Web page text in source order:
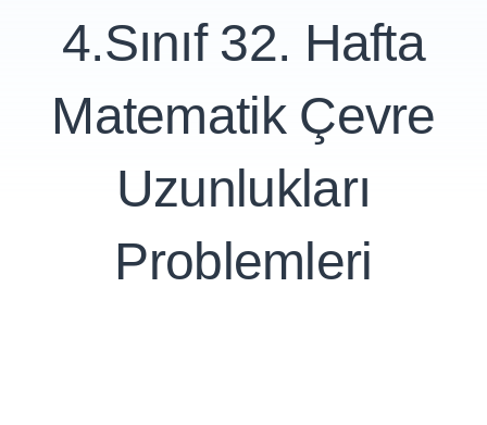
4.Sınıf 32. Hafta
Matematik Çevre
Uzunlukları
Problemleri